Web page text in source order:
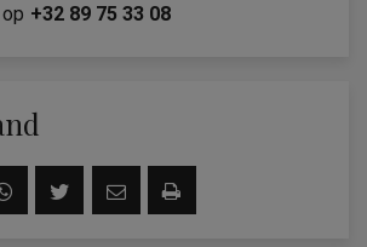
+32 89 75 33 08